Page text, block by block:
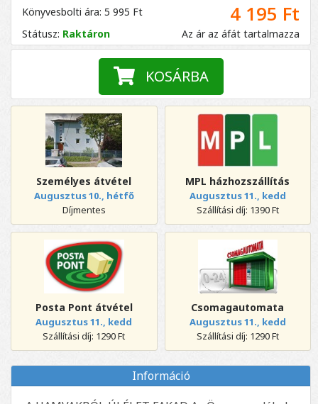
Könyvesbolti ára: 5 995 Ft
Státusz: Raktáron
4 195 Ft
Az ár az áfát tartalmazza
KOSÁRBA
Személyes átvétel
Augusztus 10., hétfő
Díjmentes
MPL házhozszállítás
Augusztus 11., kedd
Szállítási díj: 1390 Ft
Posta Pont átvétel
Augusztus 11., kedd
Szállítási díj: 1290 Ft
Csomagautomata
Augusztus 11., kedd
Szállítási díj: 1290 Ft
Információ